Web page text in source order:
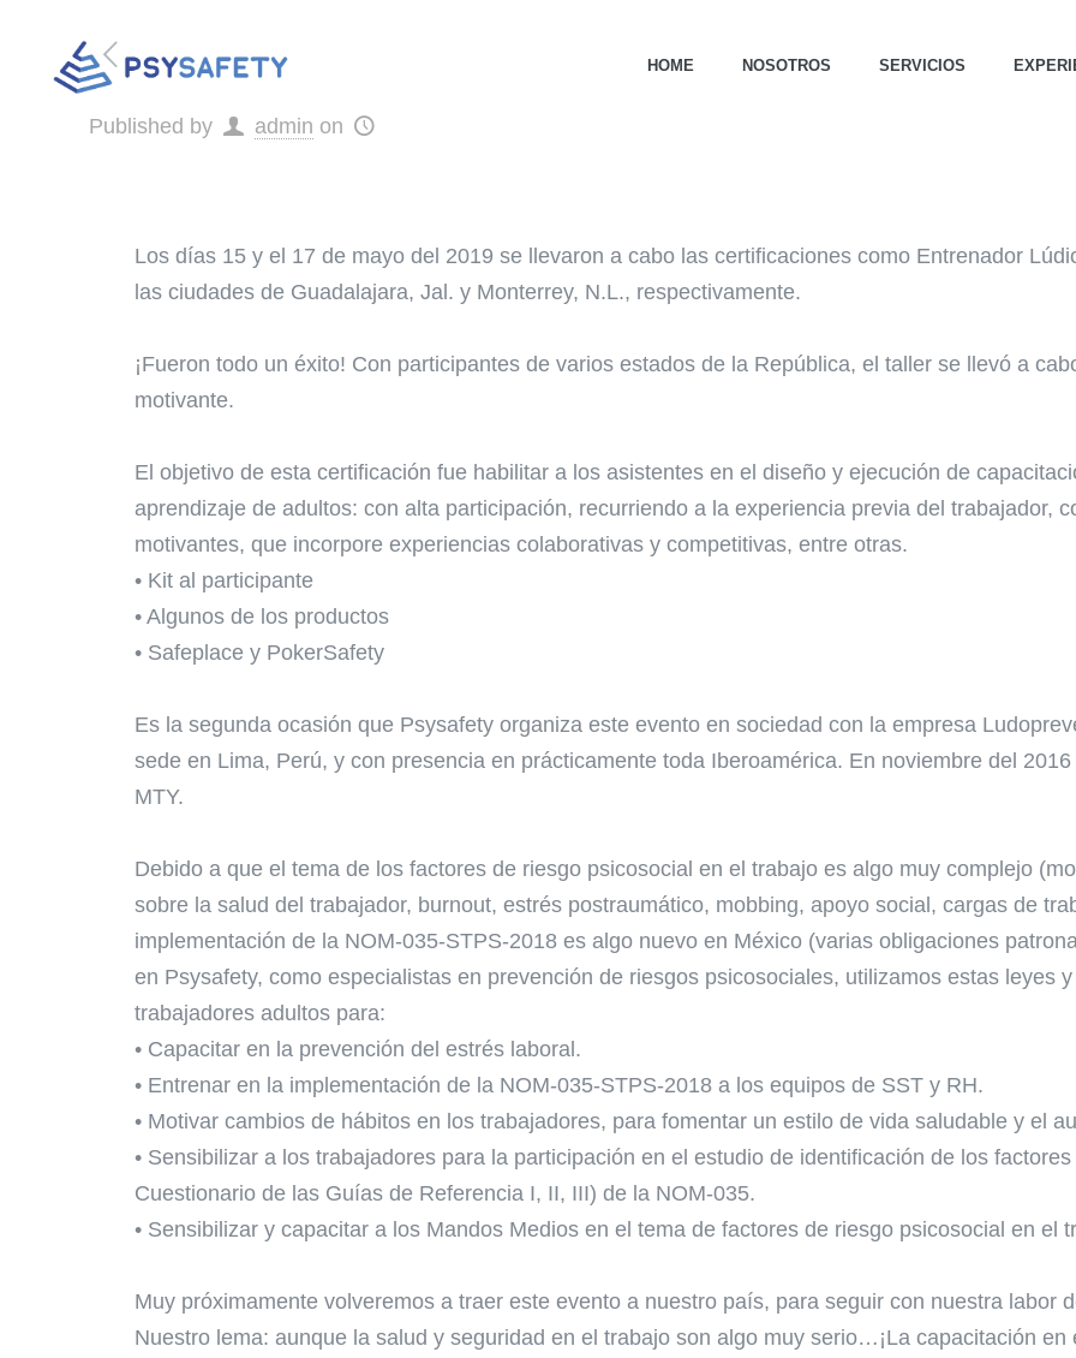
HOME NOSOTROS SERVICIOS
Published by admin on
Los días 15 y el 17 de mayo del 2019 se llevaron a cabo las certificaciones como Entrenador
las ciudades de Guadalajara, Jal. y Monterrey, N.L., respectivamente.
¡Fueron todo un éxito! Con participantes de varios estados de la República, el taller se llevó a
motivante.
El objetivo de esta certificación fue habilitar a los asistentes en el diseño y ejecución de
aprendizaje de adultos: con alta participación, recurriendo a la experiencia previa del trabajador,
motivantes, que incorpore experiencias colaborativas y competitivas, entre otras.
• Kit al participante
• Algunos de los productos
• Safeplace y PokerSafety
Es la segunda ocasión que Psysafety organiza este evento en sociedad con la empresa
sede en Lima, Perú, y con presencia en prácticamente toda Iberoamérica. En noviembre del
MTY.
Debido a que el tema de los factores de riesgo psicosocial en el trabajo es algo muy complejo
sobre la salud del trabajador, burnout, estrés postraumático, mobbing, apoyo social, cargas de
implementación de la NOM-035-STPS-2018 es algo nuevo en México (varias obligaciones
en Psysafety, como especialistas en prevención de riesgos psicosociales, utilizamos estas leyes
trabajadores adultos para:
• Capacitar en la prevención del estrés laboral.
• Entrenar en la implementación de la NOM-035-STPS-2018 a los equipos de SST y RH.
• Motivar cambios de hábitos en los trabajadores, para fomentar un estilo de vida saludable y el
• Sensibilizar a los trabajadores para la participación en el estudio de identificación de los
Cuestionario de las Guías de Referencia I, II, III) de la NOM-035.
• Sensibilizar y capacitar a los Mandos Medios en el tema de factores de riesgo psicosocial en el
Muy próximamente volveremos a traer este evento a nuestro país, para seguir con nuestra labor
Nuestro lema: aunque la salud y seguridad en el trabajo son algo muy serio…¡La capacitación